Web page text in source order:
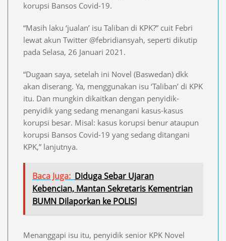
korupsi Bansos Covid-19.
“Masih laku ‘jualan’ isu Taliban di KPK?” cuit Febri
lewat akun Twitter @febridiansyah, seperti dikutip
pada Selasa, 26 Januari 2021.
“Dugaan saya, setelah ini Novel (Baswedan) dkk
akan diserang. Ya, menggunakan isu ‘Taliban’ di KPK
itu. Dan mungkin dikaitkan dengan penyidik-
penyidik yang sedang menangani kasus-kasus
korupsi besar. Misal: kasus korupsi benur ataupun
korupsi Bansos Covid-19 yang sedang ditangani
KPK,” lanjutnya.
Baca Juga: Diduga Sebar Ujaran
Kebencian, Mantan Sekretaris Kementrian
BUMN Dilaporkan ke POLISI
Menanggapi isu itu, penyidik senior KPK Novel